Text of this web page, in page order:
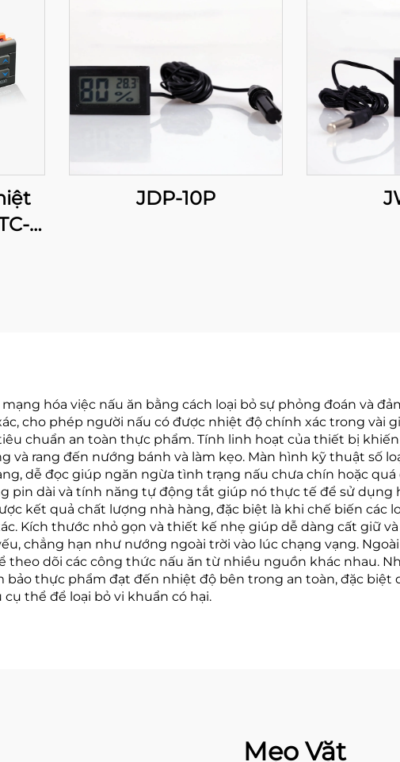
JDP-10P
hóa việc nấu ăn bằng cách loại bỏ sự phỏng đoán và
cho phép người nấu có được nhiệt độ chính xác trong vài
chuẩn an toàn thực phẩm. Tính linh hoạt của thiết bị
và rang đến nướng bánh và làm kẹo. Màn hình kỹ thuật số
dễ đọc giúp ngăn ngừa tình trạng nấu chưa chín hoặc
pin dài và tính năng tự động tắt giúp nó thực tế để sử dụng
kết quả chất lượng nhà hàng, đặc biệt là khi chế biến các
Kích thước nhỏ gọn và thiết kế nhẹ giúp dễ dàng cất giữ
chẳng hạn như nướng ngoài trời vào lúc chạng vạng.
theo dõi các công thức nấu ăn từ nhiều nguồn khác nhau.
bảo thực phẩm đạt đến nhiệt độ bên trong an toàn, đặc
thể để loại bỏ vi khuẩn có hại.
Mẹo Vặt